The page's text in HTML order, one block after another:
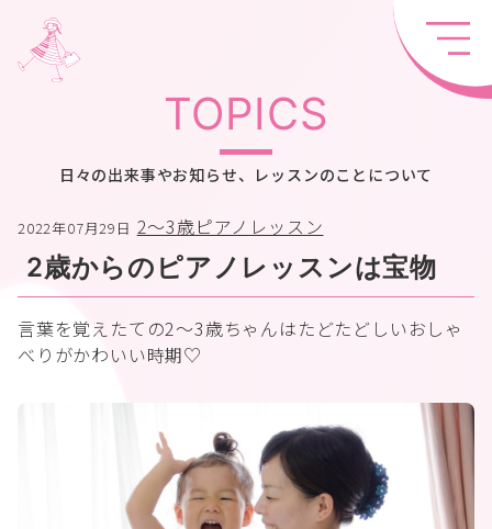
TOPICS
日々の出来事やお知らせ、レッスンのことについて
2022年07月29日 2〜3歳ピアノレッスン
2歳からのピアノレッスンは宝物
言葉を覚えたての2～3歳ちゃんはたどたどしいおしゃ
べりがかわいい時期♡